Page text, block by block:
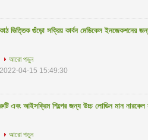
কাঠ ভিত্তিক গুঁড়ো সক্রিয় কার্বন মেডিকেল ইনজেকশনের
আরো পড়ুন
2022-04-15 15:49:30
রুটি এবং আইসক্রিম শিল্পের জন্য উচ্চ লোডিন মান নারকেল
আরো পড়ুন